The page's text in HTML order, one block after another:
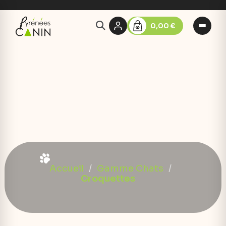
0,00 €
Accueil
Gamme Chats
Croquettes